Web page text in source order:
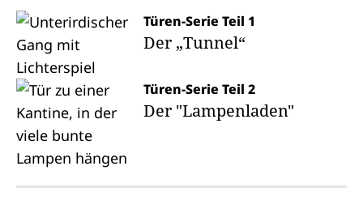
Türen-Serie Teil 1
Der „Tunnel“
Türen-Serie Teil 2
Der "Lampenladen"